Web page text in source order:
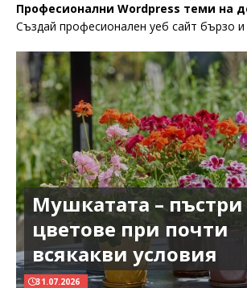
Професионални Wordpress теми на
Създай професионален уеб сайт бързо и
Мушкатата – пъстри
цветове при почти
всякакви условия
31.07.2026